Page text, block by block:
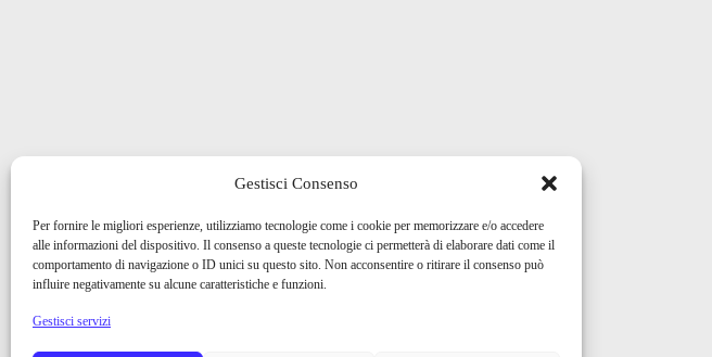
Gestisci Consenso
Per fornire le migliori esperienze, utilizziamo tecnologie come i cookie per memorizzare e/o accedere
alle informazioni del dispositivo. Il consenso a queste tecnologie ci permetterà di elaborare dati come il
comportamento di navigazione o ID unici su questo sito. Non acconsentire o ritirare il consenso può
influire negativamente su alcune caratteristiche e funzioni.
Gestisci servizi